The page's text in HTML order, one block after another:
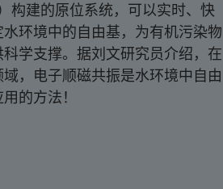
构建的原位系统，可以实时、快
环境中的自由基，为有机污染物
学支撑。据刘文研究员介绍，在
，电子顺磁共振是水环境中自由
的方法！